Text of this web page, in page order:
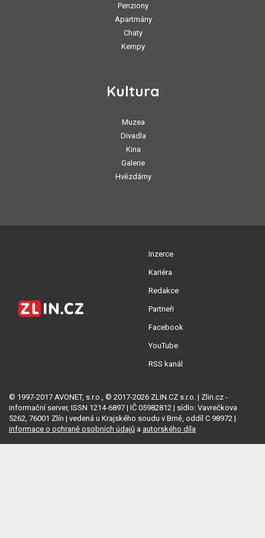
Penziony
Apartmány
Chaty
Kempy
Kultura
Muzea
Divadla
Kina
Galerie
Hvězdárny
Inzerce
Kariéra
Redakce
Partneři
Facebook
YouTube
RSS kanál
© 1997-2017 AVONET, s.r.o., © 2017-2026 ZLIN.CZ s.r.o. | Zlin.cz -
informační server, ISSN 1214-6897 | IČ 05982812 | sídlo: Vavrečkova
5262, 76001 Zlín | vedená u Krajského soudu v Brně, oddíl C 98972 |
informace o ochraně osobních údajů a autorského díla